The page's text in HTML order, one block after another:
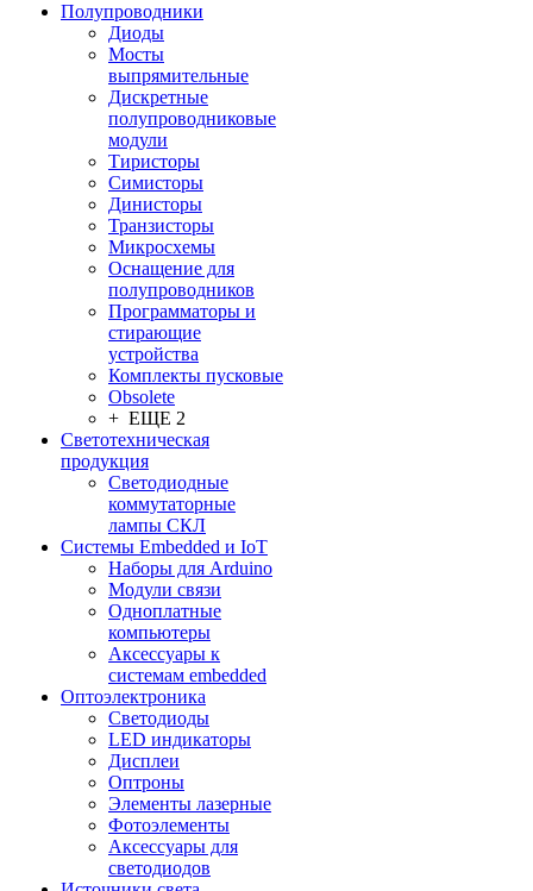
Полупроводники
Диоды
Мосты
выпрямительные
Дискретные
полупроводниковые
модули
Тиристоры
Симисторы
Динисторы
Транзисторы
Микросхемы
Оснащение для
полупроводников
Программаторы и
стирающие
устройства
Комплекты пусковые
Obsolete
+ ЕЩЕ 2
Светотехническая
продукция
Светодиодные
коммутаторные
лампы СКЛ
Системы Embedded и IoT
Наборы для Arduino
Модули связи
Одноплатные
компьютеры
Аксессуары к
системам embedded
Oптоэлектроника
Светодиоды
LED индикаторы
Дисплеи
Оптроны
Элементы лазерные
Фотоэлементы
Аксессуары для
светодиодов